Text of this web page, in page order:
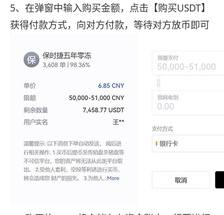
5、在弹窗中输入购买金额，点击【购买USDT】
获得付款方式，向对方付款，等待对方放币即可